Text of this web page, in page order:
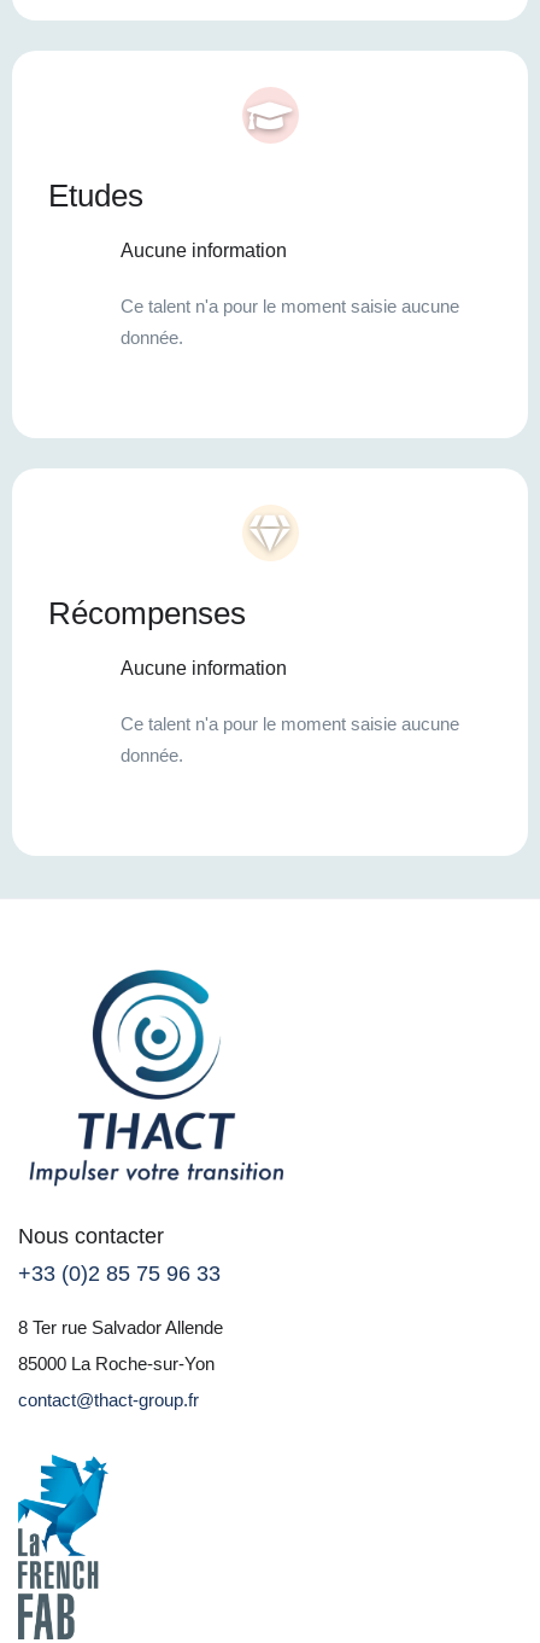
Etudes
Aucune information
Ce talent n'a pour le moment saisie aucune
donnée.
Récompenses
Aucune information
Ce talent n'a pour le moment saisie aucune
donnée.
Nous contacter
+33 (0)2 85 75 96 33
8 Ter rue Salvador Allende
85000 La Roche-sur-Yon
contact@thact-group.fr